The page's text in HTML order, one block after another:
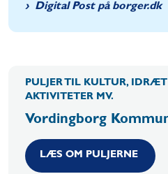
Digital Post på borger.dk
PULJER TIL KULTUR,
AKTIVITETER MV.
Vordingborg
LÆS OM PULJERNE